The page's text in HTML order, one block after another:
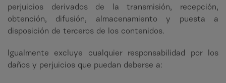
perjuicios derivados de la transmisión, recepción,
obtención, difusión, almacenamiento y puesta a
disposición de terceros de los contenidos.
Igualmente excluye cualquier responsabilidad por los
daños y perjuicios que puedan deberse a: